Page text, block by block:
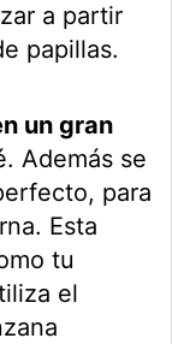
a partir
papillas.
un gran
Además se
para
Esta
tu
el